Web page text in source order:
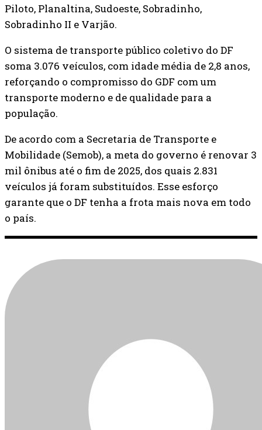
Piloto, Planaltina, Sudoeste, Sobradinho,
Sobradinho II e Varjão.
O sistema de transporte público coletivo do DF
soma 3.076 veículos, com idade média de 2,8 anos,
reforçando o compromisso do GDF com um
transporte moderno e de qualidade para a
população.
De acordo com a Secretaria de Transporte e
Mobilidade (Semob), a meta do governo é renovar 3
mil ônibus até o fim de 2025, dos quais 2.831
veículos já foram substituídos. Esse esforço
garante que o DF tenha a frota mais nova em todo
o país.